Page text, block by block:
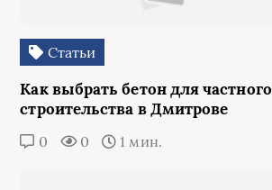
Статьи
Как выбрать бетон для частного
строительства в Дмитрове
0 0 1 мин.